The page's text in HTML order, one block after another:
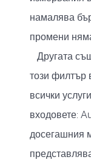
намалява
промени
Другата
този филтър
всички
входовете:
досегашния